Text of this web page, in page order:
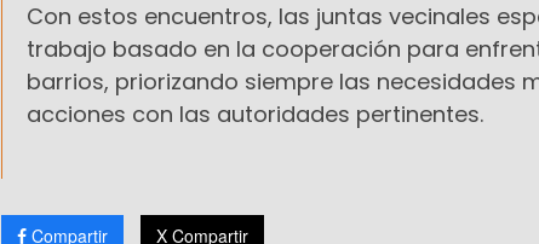
Con estos encuentros, las juntas vecinales
trabajo basado en la cooperación para
barrios, priorizando siempre las necesidades
acciones con las autoridades pertinentes.
Compartir X Compartir